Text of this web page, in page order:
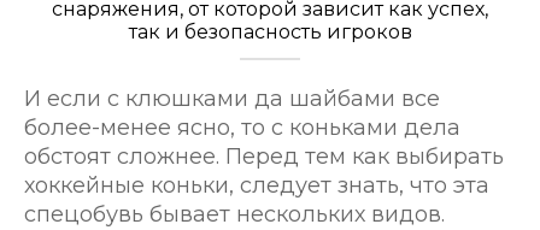
снаряжения, от которой зависит как успех,
так и безопасность игроков
И если с клюшками да шайбами все
более-менее ясно, то с коньками дела
обстоят сложнее. Перед тем как выбирать
хоккейные коньки, следует знать, что эта
спецобувь бывает нескольких видов.